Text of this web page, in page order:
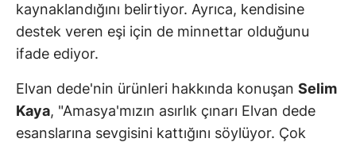
kaynaklandığını belirtiyor. Ayrıca, kendisine
destek veren eşi için de minnettar olduğunu
ifade ediyor.
Elvan dede'nin ürünleri hakkında konuşan Selim
Kaya, "Amasya'mızın asırlık çınarı Elvan dede
esanslarına sevgisini kattığını söylüyor. Çok